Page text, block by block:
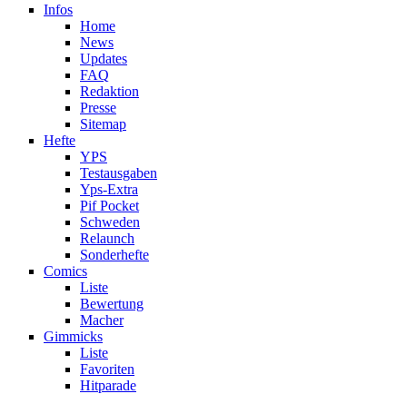
Infos
Home
News
Updates
FAQ
Redaktion
Presse
Sitemap
Hefte
YPS
Testausgaben
Yps-Extra
Pif Pocket
Schweden
Relaunch
Sonderhefte
Comics
Liste
Bewertung
Macher
Gimmicks
Liste
Favoriten
Hitparade